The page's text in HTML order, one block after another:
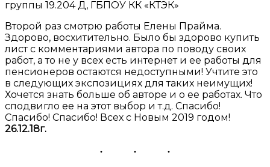
группы 19.204 Д, ГБПОУ КК «КТЭК»
Второй раз смотрю работы Елены Прайма.
Здорово, восхитительно. Было бы здорово купить
лист с комментариями автора по поводу своих
работ, а то не у всех есть интернет и ее работы для
пенсионеров остаются недоступными! Учтите это
в следующих экспозициях для таких неимущих!
Хочется знать больше об авторе и о ее работах. Что
сподвигло ее на этот выбор и т.д. Спасибо!
Спасибо! Спасибо! Всех с Новым 2019 годом!
26.12.18г.